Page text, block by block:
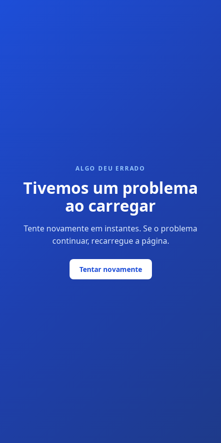
ALGO DEU ERRADO
Tivemos um problema
ao carregar
Tente novamente em instantes. Se o problema
continuar, recarregue a página.
Tentar novamente